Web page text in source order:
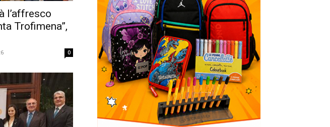
l’affresco
Trofimena”,
0